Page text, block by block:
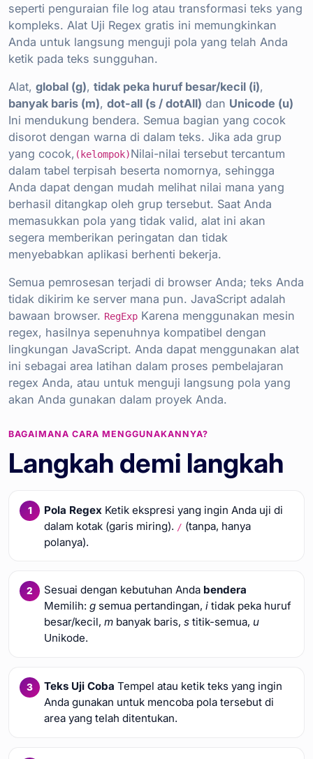
seperti penguraian file log atau transformasi teks yang
kompleks. Alat Uji Regex gratis ini memungkinkan
Anda untuk langsung menguji pola yang telah Anda
ketik pada teks sungguhan.
Alat, global (g), tidak peka huruf besar/kecil (i),
banyak baris (m), dot-all (s / dotAll) dan Unicode (u)
Ini mendukung bendera. Semua bagian yang cocok
disorot dengan warna di dalam teks. Jika ada grup
yang cocok, (kelompok)Nilai-nilai tersebut tercantum
dalam tabel terpisah beserta nomornya, sehingga
Anda dapat dengan mudah melihat nilai mana yang
berhasil ditangkap oleh grup tersebut. Saat Anda
memasukkan pola yang tidak valid, alat ini akan
segera memberikan peringatan dan tidak
menyebabkan aplikasi berhenti bekerja.
Semua pemrosesan terjadi di browser Anda; teks Anda
tidak dikirim ke server mana pun. JavaScript adalah
bawaan browser. RegExp Karena menggunakan mesin
regex, hasilnya sepenuhnya kompatibel dengan
lingkungan JavaScript. Anda dapat menggunakan alat
ini sebagai area latihan dalam proses pembelajaran
regex Anda, atau untuk menguji langsung pola yang
akan Anda gunakan dalam proyek Anda.
BAGAIMANA CARA MENGGUNAKANNYA?
Langkah demi langkah
Pola Regex Ketik ekspresi yang ingin Anda uji di
dalam kotak (garis miring). / (tanpa, hanya
polanya).
Sesuai dengan kebutuhan Anda bendera
Memilih: gsemua pertandingan, itidak peka huruf
besar/kecil, mbanyak baris, stitik-semua, u
Unikode.
Teks Uji Coba Tempel atau ketik teks yang ingin
Anda gunakan untuk mencoba pola tersebut di
area yang telah ditentukan.